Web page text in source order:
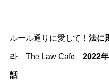
ルール通りに愛して！ 法に
라 The Law Cafe 2022
話